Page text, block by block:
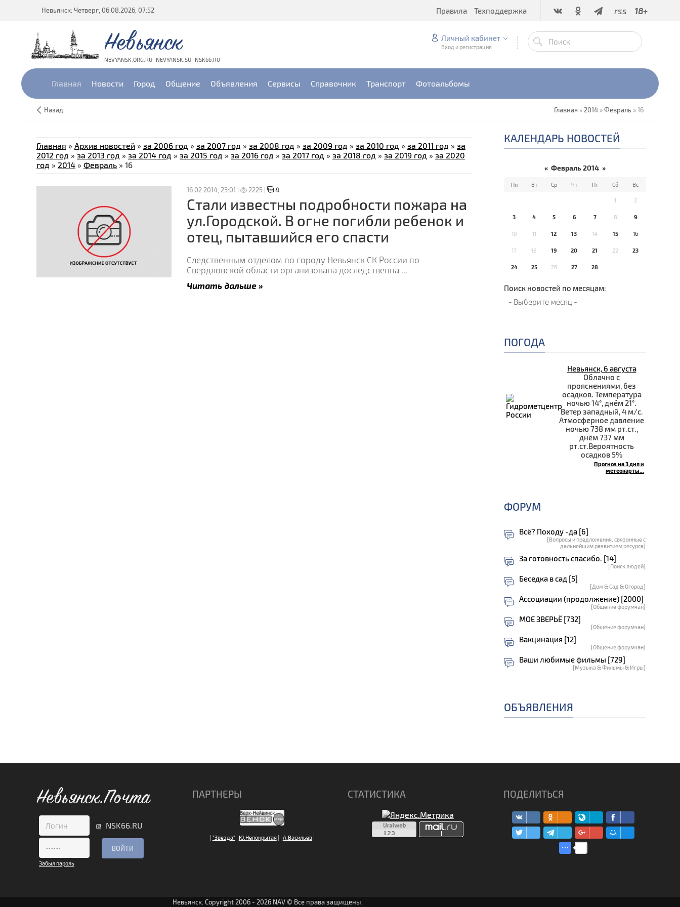
Невьянск: Четверг, 06.08.2026, 07:52 rss 18+
Правила Техподдержка
Невьянск
NEVYANSK.ORG.RU · NEVYANSK.SU · NSK66.RU
Личный кабинет
Вход и регистрация
Главная Новости Город Общение Объявления Сервисы Справочник Транспорт Фотоальбомы
Назад Главная » 2014 »Февраль »16
Главная » Архив новостей » за 2006 год » за 2007 год » за 2008 год » за 2009 год » за 2010 год » за 2011 год » за
2012 год » за 2013 год » за 2014 год » за 2015 год » за 2016 год » за 2017 год » за 2018 год » за 2019 год » за 2020
год » 2014 » Февраль » 16
16.02.2014, 23:01 | 2225 | 4
Стали известны подробности пожара на
ул.Городской. В огне погибли ребенок и
отец, пытавшийся его спасти
Следственным отделом по городу Невьянск СК России по
Свердловской области организована доследственна ...
Читать дальше »
КАЛЕНДАРЬ НОВОСТЕЙ
« Февраль 2014 »
Пн Вт Ср Чт Пт Сб Вс
1 2
3 4 5 6 7 8 9
10 11 12 13 14 15 16
17 18 19 20 21 22 23
24 25 26 27 28
Поиск новостей по месяцам:
ПОГОДА
Невьянск, 6 августа
Облачно с
прояснениями, без
осадков. Температура
ночью 14°, днём 21°.
Ветер западный, 4 м/с.
Атмосферное давление
ночью 738 мм рт.ст.,
днём 737 мм
рт.ст.Вероятность
осадков 5%
Прогноз на 3 дня и
метеокарты...
ФОРУМ
Всё? Походу -да [6]
[Вопросы и предложения, связанные с
дальнейшим развитием ресурса]
За готовность спасибо. [14]
[Поиск людей]
Беседка в сад [5]
[Дом & Сад & Огород]
Ассоциации (продолжение) [2000]
[Общение форумчан]
МОЕ ЗВЕРЬЁ [732]
[Общение форумчан]
Вакцинация [12]
[Общение форумчан]
Ваши любимые фильмы [729]
[Музыка & Фильмы & Игры]
ОБЪЯВЛЕНИЯ
Невьянск.Почта
@ NSK66.RU
Забыл пароль
ПАРТНЕРЫ
| "Звезда"| Ю.Непокрытая| | А.Васильев|
СТАТИСТИКА ПОДЕЛИТЬСЯ
Невьянск. Copyright 2006 - 2026 NAV © Все права защищены.